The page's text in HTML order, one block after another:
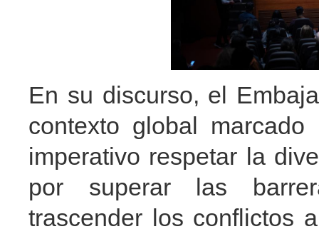
En su discurso, el
contexto global
imperativo respetar la
por superar las
trascender los conflictos